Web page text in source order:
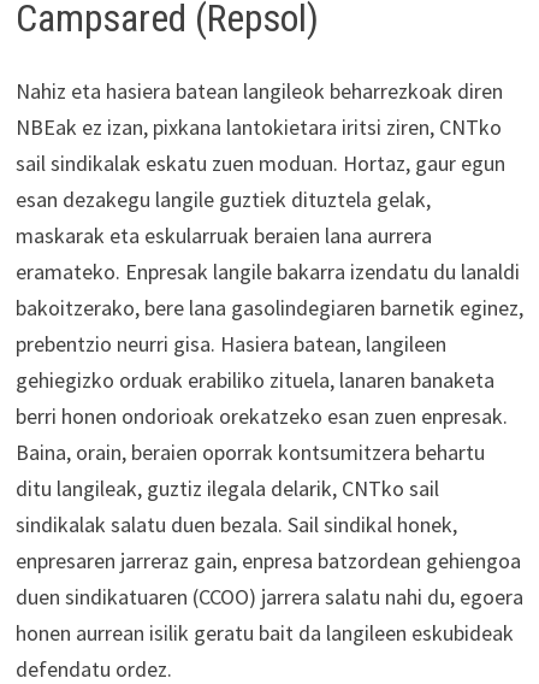
Campsared (Repsol)
Nahiz eta hasiera batean langileok beharrezkoak diren
NBEak ez izan, pixkana lantokietara iritsi ziren, CNTko
sail sindikalak eskatu zuen moduan. Hortaz, gaur egun
esan dezakegu langile guztiek dituztela gelak,
maskarak eta eskularruak beraien lana aurrera
eramateko. Enpresak langile bakarra izendatu du lanaldi
bakoitzerako, bere lana gasolindegiaren barnetik eginez,
prebentzio neurri gisa. Hasiera batean, langileen
gehiegizko orduak erabiliko zituela, lanaren banaketa
berri honen ondorioak orekatzeko esan zuen enpresak.
Baina, orain, beraien oporrak kontsumitzera behartu
ditu langileak, guztiz ilegala delarik, CNTko sail
sindikalak salatu duen bezala. Sail sindikal honek,
enpresaren jarreraz gain, enpresa batzordean gehiengoa
duen sindikatuaren (CCOO) jarrera salatu nahi du, egoera
honen aurrean isilik geratu bait da langileen eskubideak
defendatu ordez.